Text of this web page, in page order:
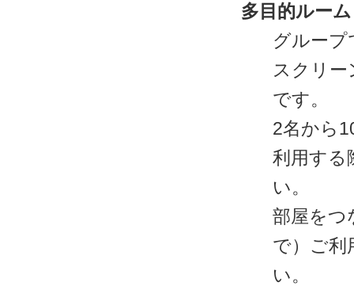
多目的ルーム
グループ
スクリ
です。
2名から
利用する
い。
部屋をつ
で）ご利
い。